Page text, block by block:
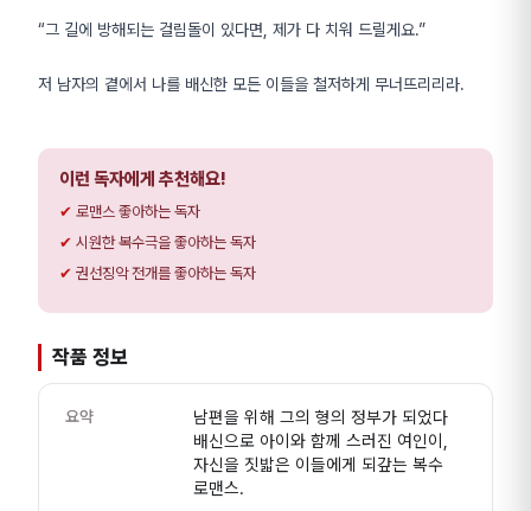
“그 길에 방해되는 걸림돌이 있다면, 제가 다 치워 드릴게요.”
저 남자의 곁에서 나를 배신한 모든 이들을 철저하게 무너뜨리리라.
이런 독자에게 추천해요!
로맨스 좋아하는 독자
시원한 복수극을 좋아하는 독자
권선징악 전개를 좋아하는 독자
작품 정보
요약
남편을 위해 그의 형의 정부가 되었다
배신으로 아이와 함께 스러진 여인이,
자신을 짓밟은 이들에게 되갚는 복수
로맨스.